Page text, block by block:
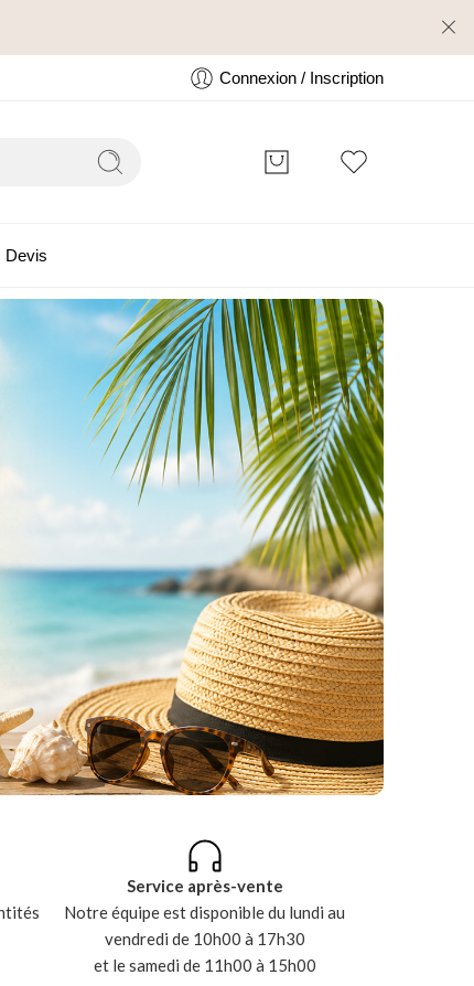
Connexion / Inscription
Devis
Service après-vente
Notre équipe est disponible du lundi au
vendredi de 10h00 à 17h30
et le samedi de 11h00 à 15h00